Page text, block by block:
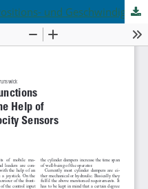
Einsatzmöglichkeiten von Positions- und Geschwindigkeitssensoren in der Mobilhydraulik